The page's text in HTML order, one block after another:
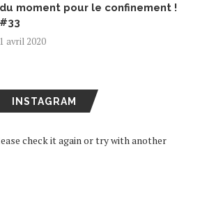
du moment pour le confinement !
#33
1 avril 2020
INSTAGRAM
check it again or try with another